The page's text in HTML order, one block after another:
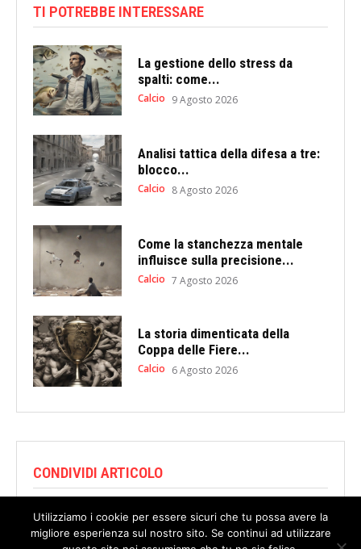
TI POTREBBE INTERESSARE
La gestione dello stress da
spalti: come...
Calcio 9 Agosto 2026
Analisi tattica della difesa a tre:
blocco...
Calcio 8 Agosto 2026
Come la stanchezza mentale
influisce sulla precisione...
Calcio 7 Agosto 2026
La storia dimenticata della
Coppa delle Fiere...
Calcio 6 Agosto 2026
CONDIVIDI ARTICOLO
Utilizziamo i cookie per essere sicuri che tu possa avere la
migliore esperienza sul nostro sito. Se continui ad utilizzare